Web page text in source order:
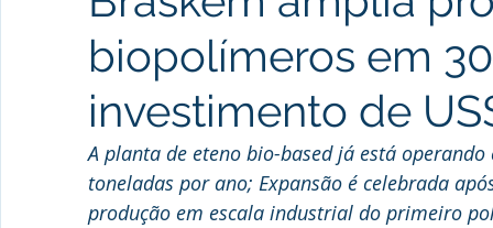
biopolímeros em
investimento de
A planta de eteno bio-based já está
toneladas por ano; Expansão é celebrada
produção em escala industrial do primeiro